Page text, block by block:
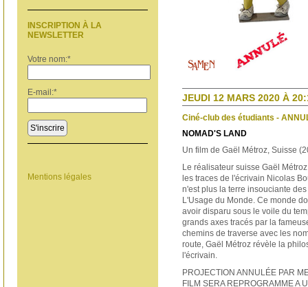
INSCRIPTION À LA
NEWSLETTER
Votre nom:*
E-mail:*
S'inscrire
Mentions légales
JEUDI 12 MARS 2020 À
Ciné-club des étudiants -
NOMAD'S LAND
Un film de Gaël Métroz, Suisse
Le réalisateur suisse Gaël
les traces de l'écrivain Nicolas
n'est plus la terre insouciante
L'Usage du Monde. Ce monde
avoir disparu sous le voile du
grands axes tracés par la
chemins de traverse avec les
route, Gaël Métroz révèle la
l'écrivain.
PROJECTION ANNULÉE PAR
FILM SERA REPROGRAMME A